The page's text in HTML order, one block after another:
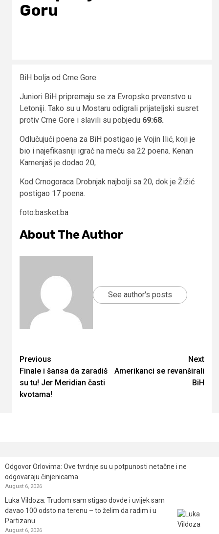
Goru
BiH bolja od Crne Gore.
Juniori BiH pripremaju se za Evropsko prvenstvo u
Letoniji. Tako su u Mostaru odigrali prijateljski susret
protiv Crne Gore i slavili su pobjedu 69:68.
Odlučujući poena za BiH postigao je Vojin Ilić, koji je
bio i najefikasniji igrač na meču sa 22 poena. Kenan
Kamenjaš je dodao 20,
Kod Crnogoraca Drobnjak najbolji sa 20, dok je Žižić
postigao 17 poena.
foto:basket.ba
About The Author
See author's posts
Continue
Reading
Previous
Finale i šansa da zaradiš
su tu! Jer Meridian časti
kvotama!
Next
Amerikanci se revanširali
BiH
Odgovor Orlovima: ​Ove tvrdnje su u potpunosti netačne i ne
odgovaraju činjenicama
August 6, 2026
Luka Vildoza: Trudom sam stigao dovde i uvijek sam
davao 100 odsto na terenu – to želim da radim i u
Partizanu
August 6, 2026